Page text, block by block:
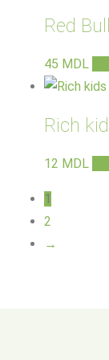
Red Bull
45 MDL
Rich
12 MDL
1
2
→